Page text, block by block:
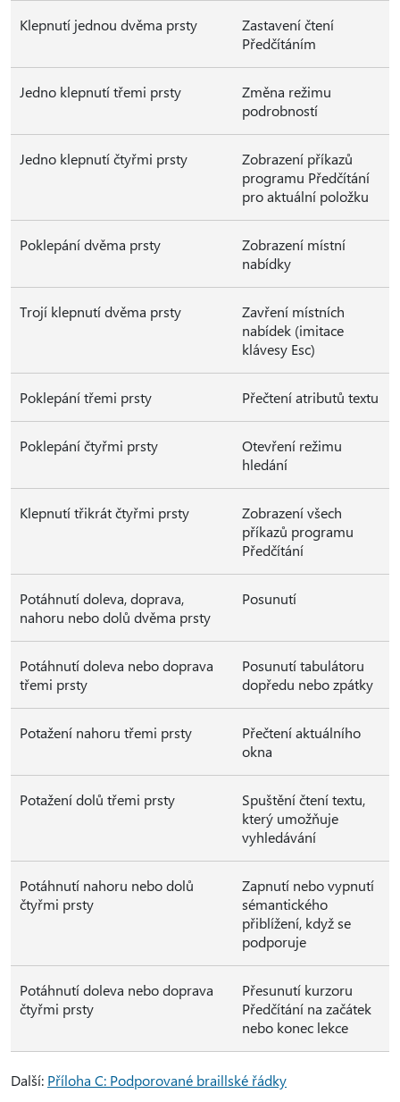
Klepnutí jednou dvěma prsty
Zastavení čtení
Předčítáním
Jedno klepnutí třemi prsty
Změna režimu
podrobností
Jedno klepnutí čtyřmi prsty
Zobrazení příkazů
programu Předčítání
pro aktuální položku
Poklepání dvěma prsty
Zobrazení místní
nabídky
Trojí klepnutí dvěma prsty
Zavření místních
nabídek (imitace
klávesy Esc)
Poklepání třemi prsty Přečtení atributů textu
Poklepání čtyřmi prsty
Otevření režimu
hledání
Klepnutí třikrát čtyřmi prsty
Zobrazení všech
příkazů programu
Předčítání
Potáhnutí doleva, doprava,
nahoru nebo dolů dvěma prsty
Posunutí
Potáhnutí doleva nebo doprava
třemi prsty
Posunutí tabulátoru
dopředu nebo zpátky
Potažení nahoru třemi prsty
Přečtení aktuálního
okna
Potažení dolů třemi prsty
Spuštění čtení textu,
který umožňuje
vyhledávání
Potáhnutí nahoru nebo dolů
čtyřmi prsty
Zapnutí nebo vypnutí
sémantického
přiblížení, když se
podporuje
Potáhnutí doleva nebo doprava
čtyřmi prsty
Přesunutí kurzoru
Předčítání na začátek
nebo konec lekce
Další: Příloha C: Podporované braillské řádky